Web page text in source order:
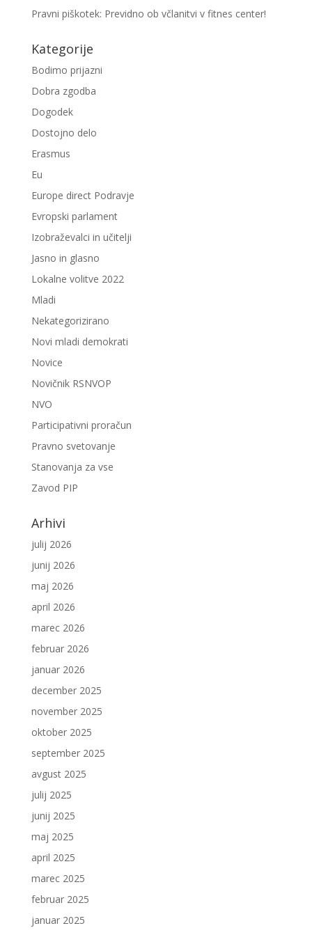
Pravni piškotek: Previdno ob včlanitvi v fitnes center!
Kategorije
Bodimo prijazni
Dobra zgodba
Dogodek
Dostojno delo
Erasmus
Eu
Europe direct Podravje
Evropski parlament
Izobraževalci in učitelji
Jasno in glasno
Lokalne volitve 2022
Mladi
Nekategorizirano
Novi mladi demokrati
Novice
Novičnik RSNVOP
NVO
Participativni proračun
Pravno svetovanje
Stanovanja za vse
Zavod PIP
Arhivi
julij 2026
junij 2026
maj 2026
april 2026
marec 2026
februar 2026
januar 2026
december 2025
november 2025
oktober 2025
september 2025
avgust 2025
julij 2025
junij 2025
maj 2025
april 2025
marec 2025
februar 2025
januar 2025